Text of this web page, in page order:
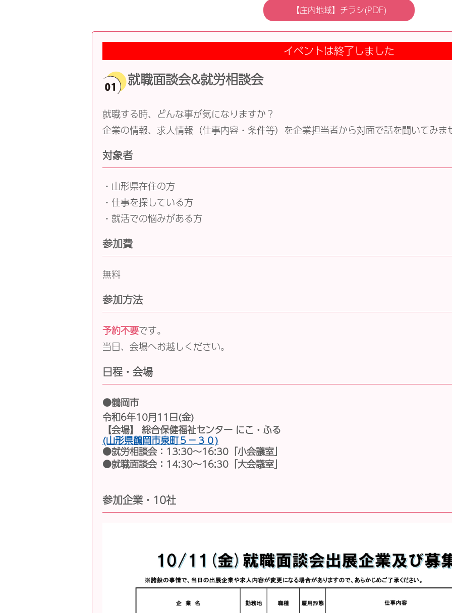
【庄内地域】チラシ(PDF)
イベントは終了しました
就職面談会&就労相談会
就職する時、どんな事が気になりますか？
企業の情報、求人情報（仕事内容・条件等）を企業担当者から対面で話を聞いてみま
対象者
・山形県在住の方
・仕事を探している方
・就活での悩みがある方
参加費
無料
参加方法
予約不要です。
当日、会場へお越しください。
日程・会場
●鶴岡市
令和6年10月11日(金)
【会場】 総合保健福祉センター にこ・ふる
(山形県鶴岡市泉町５−３０)
●就労相談会：13:30〜16:30「小会議室」
●就職面談会：14:30～16:30「大会議室」
参加企業・10社